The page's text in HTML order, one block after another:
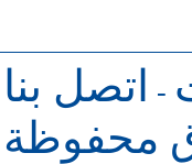
-
اتصل بنا
محفوظة